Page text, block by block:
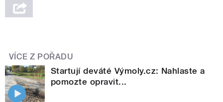
VÍCE Z POŘADU
Startují deváté Výmoly.cz: Nahlaste a
pomozte opravit...